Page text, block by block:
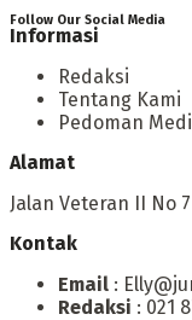
Follow Our Social Media
Informasi
Redaksi
Tentang Kami
Pedoman
Alamat
Jalan Veteran II No
Kontak
Email :
Redaksi : 021